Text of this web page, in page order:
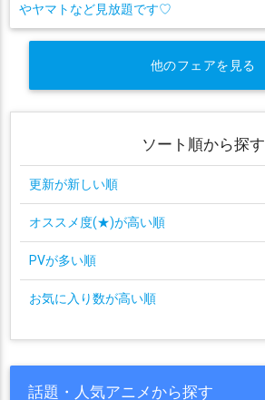
やヤマトなど見放題です♡
他のフェアを見る
ソート順から探す
更新が新しい順
オススメ度(★)が高い順
PVが多い順
お気に入り数が高い順
話題・人気アニメから探す